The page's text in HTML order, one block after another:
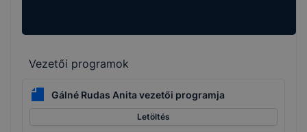
Vezetői programok
Gálné Rudas Anita vezetői programja
Letöltés